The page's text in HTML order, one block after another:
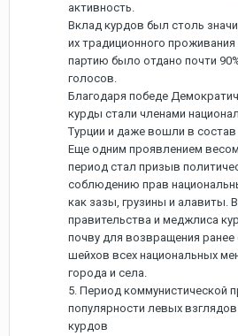
активность.
Вклад курдов был столь
их традиционного
партию было отдано почти
голосов.
Благодаря победе
курды стали членами
Турции и даже вошли в
Еще одним проявлением
период стал призыв
соблюдению прав
как зазы, грузины и алавиты.
правительства и меджлиса
почву для возвращения ранее
шейхов всех национальных
города и села.
5. Период коммунистической
популярности левых
курдов